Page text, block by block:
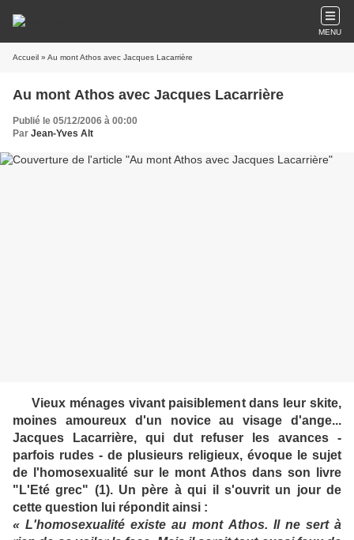
MENU
Accueil » Au mont Athos avec Jacques Lacarrière
Au mont Athos avec Jacques Lacarrière
Publié le 05/12/2006 à 00:00
Par Jean-Yves Alt
Vieux ménages vivant paisiblement dans leur skite,
moines amoureux d'un novice au visage d'ange...
Jacques Lacarrière, qui dut refuser les avances -
parfois rudes - de plusieurs religieux, évoque le sujet
de l'homosexualité sur le mont Athos dans son livre
"L'Eté grec" (1). Un père à qui il s'ouvrit un jour de
cette question lui répondit ainsi :
« L'homosexualité existe au mont Athos. Il ne sert à